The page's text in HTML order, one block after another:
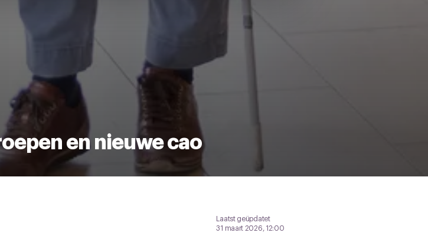
en nieuwe cao
Laatst geüpdatet
31 maart 2026, 12:00